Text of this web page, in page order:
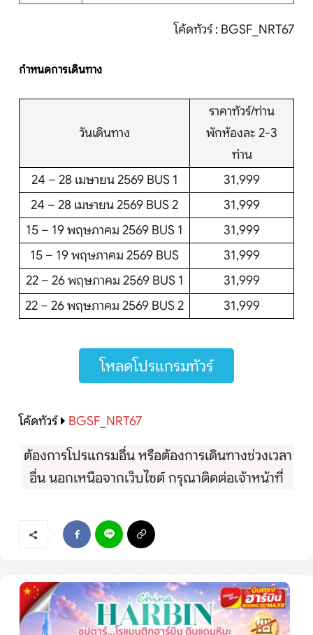
โค้ดทัวร์ : BGSF_NRT67
กำหนดการเดินทาง
วันเดินทาง
ราคาทัวร์/ท่าน
พักห้องละ 2-3
ท่าน
24 – 28 เมษายน 2569 BUS 1
31,999
24 – 28 เมษายน 2569 BUS 2
31,999
15 – 19 พฤษภาคม 2569 BUS 1
31,999
15 – 19 พฤษภาคม 2569 BUS
31,999
22 – 26 พฤษภาคม 2569 BUS 1
31,999
22 – 26 พฤษภาคม 2569 BUS 2
31,999
โหลดโปรแกรมทัวร์
โค้ดทัวร์ BGSF_NRT67
ต้องการโปรแกรมอื่น หรือต้องการเดินทางช่วงเวลา
อื่น นอกเหนือจากเว็บไซต์ กรุณาติดต่อเจ้าหน้าที่